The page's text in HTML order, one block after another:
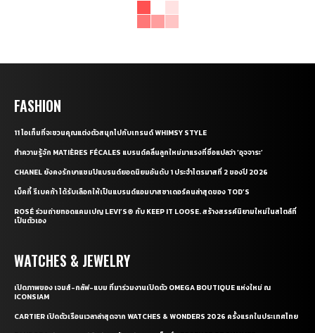
FASHION
11 ไอเท็มที่จะชวนคุณแต่งตัวสนุกไปกับเทรนด์ WHIMSY STYLE
ทำความรู้จัก MATIÈRES FÉCALES แบรนด์คลื่นลูกใหม่มาแรงที่ชื่อแปลว่า ‘อุจจาระ’
CHANEL ยังคงรักษาแชมป์แบรนด์ยอดนิยมอันดับ 1 ประจำไตรมาสที่ 2 ของปี 2026
เบ็คกี้ รีเบคก้า ได้รับเลือกให้เป็นแบรนด์แอมบาสซาเดอร์คนล่าสุดของ TOD’S
ROSÉ ร่วมถ่ายทอดแคมเปญ LEVI’S® กับ KEEP IT LOOSE. สร้างสรรค์นิยามใหม่ในสไตล์ที่
เป็นตัวเอง
WATCHES & JEWELRY
เปิดภาพของ เจมส์-กลัฟ-แบม ที่มาร่วมงานเปิดตัว OMEGA BOUTIQUE แห่งใหม่ ณ
ICONSIAM
CARTIER เปิดตัวเรือนเวลาล่าสุดจาก WATCHES & WONDERS 2026 ครั้งแรกในประเทศไทย